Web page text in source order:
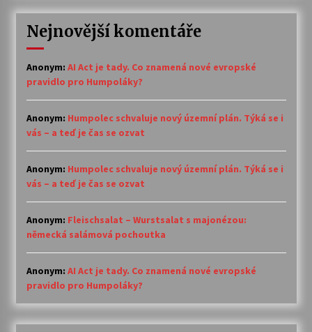
Nejnovější komentáře
Anonym: AI Act je tady. Co znamená nové evropské
pravidlo pro Humpoláky?
Anonym: Humpolec schvaluje nový územní plán. Týká se i
vás – a teď je čas se ozvat
Anonym: Humpolec schvaluje nový územní plán. Týká se i
vás – a teď je čas se ozvat
Anonym: Fleischsalat – Wurstsalat s majonézou:
německá salámová pochoutka
Anonym: AI Act je tady. Co znamená nové evropské
pravidlo pro Humpoláky?